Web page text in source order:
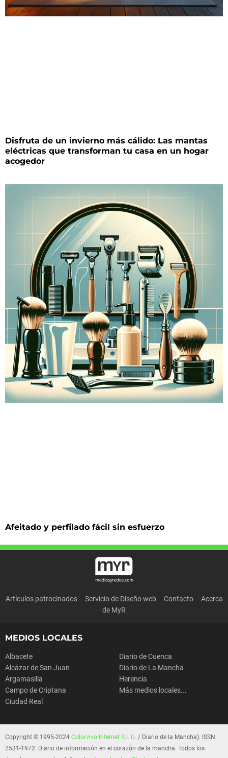
Disfruta de un invierno más cálido: Las mantas
eléctricas que transforman tu casa en un hogar
acogedor
Afeitado y perfilado fácil sin esfuerzo
Artículos patrocinados Servicio de Diseño web Contacto
Acerca
de MyR
MEDIOS LOCALES
Albacete
Alcázar de San Juan
Argamasilla
Campo de Criptana
Ciudad Real
Diario de Cuenca
Diario de La Mancha
Herencia
Más medios locales...
Copyright © 1995-2024 Colorvivo Internet S.L.U. / Diario de la Mancha). ISSN
2531-1972. Diario de información en el corazón de la mancha. Todos los